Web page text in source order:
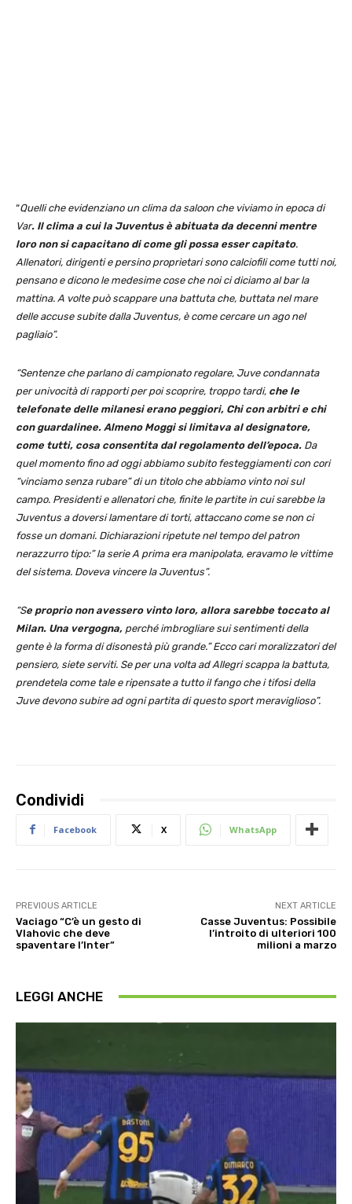
“Quelli che evidenziano un clima da saloon che viviamo in epoca di
Var. Il clima a cui la Juventus è abituata da decenni mentre
loro non si capacitano di come gli possa esser capitato.
Allenatori, dirigenti e persino proprietari sono calciofili come tutti noi,
pensano e dicono le medesime cose che noi ci diciamo al bar la
mattina. A volte può scappare una battuta che, buttata nel mare
delle accuse subite dalla Juventus, è come cercare un ago nel
pagliaio”.
“Sentenze che parlano di campionato regolare, Juve condannata
per univocità di rapporti per poi scoprire, troppo tardi, che le
telefonate delle milanesi erano peggiori, Chi con arbitri e chi
con guardalinee. Almeno Moggi si limitava al designatore,
come tutti, cosa consentita dal regolamento dell’epoca. Da
quel momento fino ad oggi abbiamo subito festeggiamenti con cori
“vinciamo senza rubare” di un titolo che abbiamo vinto noi sul
campo. Presidenti e allenatori che, finite le partite in cui sarebbe la
Juventus a doversi lamentare di torti, attaccano come se non ci
fosse un domani. Dichiarazioni ripetute nel tempo del patron
nerazzurro tipo:” la serie A prima era manipolata, eravamo le vittime
del sistema. Doveva vincere la Juventus”.
“Se proprio non avessero vinto loro, allora sarebbe toccato al
Milan. Una vergogna, perché imbrogliare sui sentimenti della
gente è la forma di disonestà più grande.” Ecco cari moralizzatori del
pensiero, siete serviti. Se per una volta ad Allegri scappa la battuta,
prendetela come tale e ripensate a tutto il fango che i tifosi della
Juve devono subire ad ogni partita di questo sport meraviglioso”.
Condividi
Facebook X WhatsApp
PREVIOUS ARTICLE
Vaciago “C’è un gesto di
Vlahovic che deve
spaventare l’Inter”
NEXT ARTICLE
Casse Juventus: Possibile
l’introito di ulteriori 100
milioni a marzo
LEGGI ANCHE